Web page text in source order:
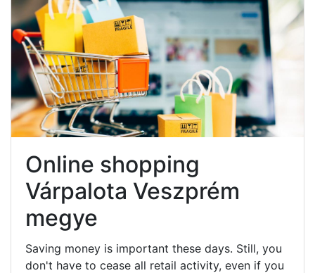
Online shopping
Várpalota Veszprém
megye
Saving money is important these days. Still, you
don't have to cease all retail activity, even if you